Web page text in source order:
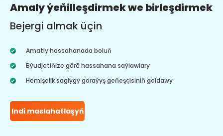
Amaly ýeňilleşdirmek we birleşdirmek
Bejergi almak üçin
Amatly hassahanada boluň
Býudjetiňize görä hassahana saýlawlary
Hemişelik saglygy goraýyş geňeşçisiniň goldawy
Indi maslahatlaşyň